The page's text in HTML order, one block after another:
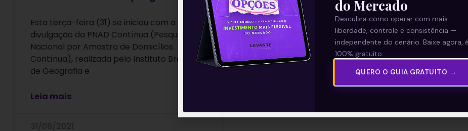
Esta terça-feira (31) se iniciou com a
divulgação da PNAD Contínua (Pesquisa
Nacional por Amostra de Domicílios
Contínua), realizada pelo Instituto Brasileiro
de Geografia e
Leia mais
do Mercado
Descubra como operar com mais
liberdade, controle e consistência —
independente do cenário. Baixe agora, é
100% gratuito.
QUERO O GUIA GRATUITO →